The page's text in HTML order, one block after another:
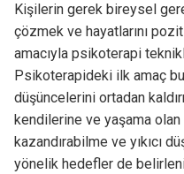
Kişilerin gerek bireysel
çözmek ve hayatlarını
amacıyla psikoterapi
Psikoterapideki ilk amaç
düşüncelerini ortadan
kendilerine ve yaşama
kazandırabilme ve yıkıcı
yönelik hedefler de